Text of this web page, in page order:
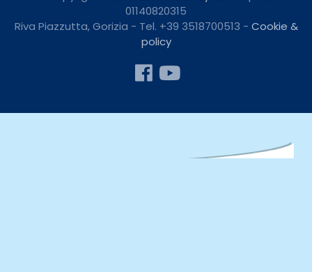
01140820315
Riva Piazzutta, Gorizia - Tel. +39 3518700513 - Cookie &
policy